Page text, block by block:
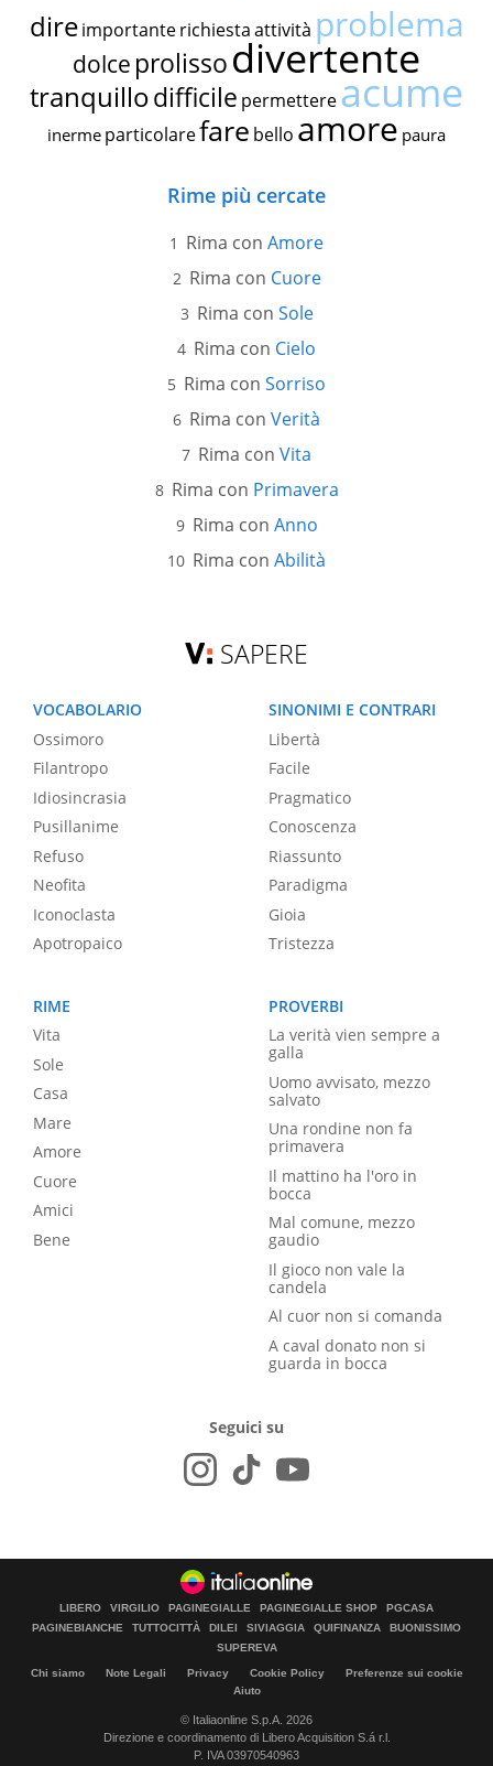
dire importante richiestaattività problema
dolce prolissodivertente
tranquillodifficile permettereacume
inerme particolarefare bello amore paura
Rime più cercate
Rima con Amore
Rima con Cuore
Rima con Sole
Rima con Cielo
Rima con Sorriso
Rima con Verità
Rima con Vita
Rima con Primavera
Rima con Anno
Rima con Abilità
SAPERE
VOCABOLARIO
Ossimoro
Filantropo
Idiosincrasia
Pusillanime
Refuso
Neofita
Iconoclasta
Apotropaico
SINONIMI E CONTRARI
Libertà
Facile
Pragmatico
Conoscenza
Riassunto
Paradigma
Gioia
Tristezza
RIME
Vita
Sole
Casa
Mare
Amore
Cuore
Amici
Bene
PROVERBI
La verità vien sempre a
galla
Uomo avvisato, mezzo
salvato
Una rondine non fa
primavera
Il mattino ha l'oro in
bocca
Mal comune, mezzo
gaudio
Il gioco non vale la
candela
Al cuor non si comanda
A caval donato non si
guarda in bocca
Seguici su
LIBERO VIRGILIO PAGINEGIALLE PAGINEGIALLE SHOP
PGCASA
PAGINEBIANCHE
TUTTOCITTÀ DILEI SIVIAGGIA QUIFINANZA
BUONISSIMO
SUPEREVA
Chi siamo Note Legali Privacy Cookie Policy
Preferenze sui cookie
Aiuto
© Italiaonline S.p.A. 2026
Direzione e coordinamento di Libero Acquisition S.á r.l.
P. IVA 03970540963